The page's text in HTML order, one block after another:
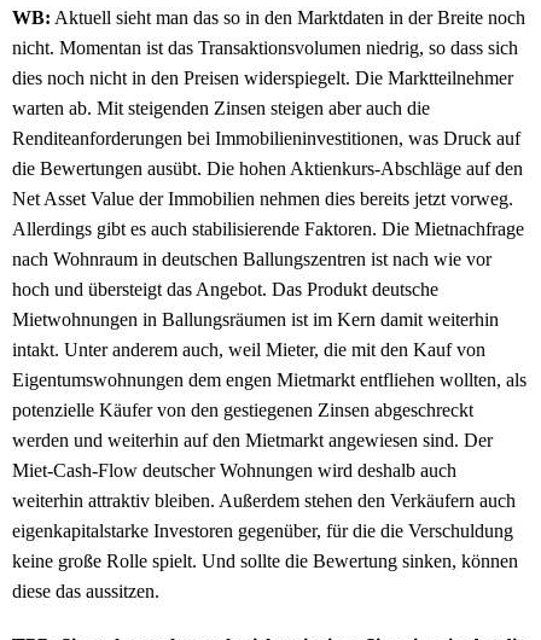
WB: Aktuell sieht man das so in den Marktdaten in der Breite noch
nicht. Momentan ist das Transaktionsvolumen niedrig, so dass sich
dies noch nicht in den Preisen widerspiegelt. Die Marktteilnehmer
warten ab. Mit steigenden Zinsen steigen aber auch die
Renditeanforderungen bei Immobilieninvestitionen, was Druck auf
die Bewertungen ausübt. Die hohen Aktienkurs-Abschläge auf den
Net Asset Value der Immobilien nehmen dies bereits jetzt vorweg.
Allerdings gibt es auch stabilisierende Faktoren. Die Mietnachfrage
nach Wohnraum in deutschen Ballungszentren ist nach wie vor
hoch und übersteigt das Angebot. Das Produkt deutsche
Mietwohnungen in Ballungsräumen ist im Kern damit weiterhin
intakt. Unter anderem auch, weil Mieter, die mit den Kauf von
Eigentumswohnungen dem engen Mietmarkt entfliehen wollten, als
potenzielle Käufer von den gestiegenen Zinsen abgeschreckt
werden und weiterhin auf den Mietmarkt angewiesen sind. Der
Miet-Cash-Flow deutscher Wohnungen wird deshalb auch
weiterhin attraktiv bleiben. Außerdem stehen den Verkäufern auch
eigenkapitalstarke Investoren gegenüber, für die die Verschuldung
keine große Rolle spielt. Und sollte die Bewertung sinken, können
diese das aussitzen.